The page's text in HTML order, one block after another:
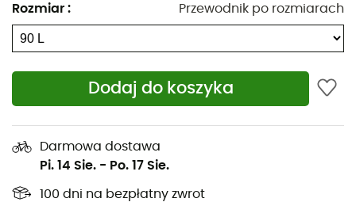
Rozmiar : Przewodnik po rozmiarach
Dodaj do koszyka
Darmowa dostawa
Pi. 14 Sie. - Po. 17 Sie.
100 dni na bezpłatny zwrot
Zamek błyskawiczny z przodu
Uchwyt na górze
Uchwyt boczny
Składany uchwyt, lekkie toczenie